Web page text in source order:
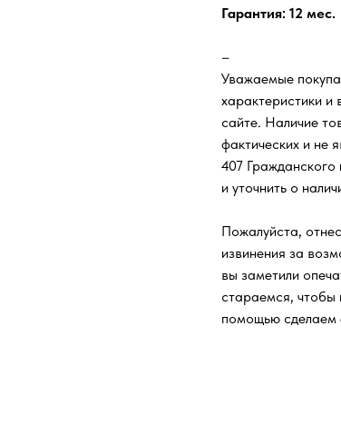
Гарантия: 12 мес.
–
Уважаемые
характеристики и
сайте. Наличие
фактических и не
407 Гражданского
и уточнить о
Пожалуйста,
извинения за
вы заметили
стараемся, чтобы
помощью сделаем